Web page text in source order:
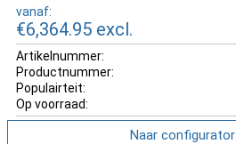
vanaf:
€6,364.95 excl.
Artikelnummer:
Productnummer:
Populairteit:
Op voorraad:
Naar configurator